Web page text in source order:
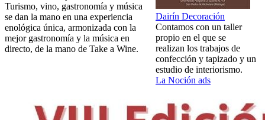
Dairín Decoración
Contamos con un taller
propio en el que se
realizan los trabajos de
confección y tapizado y un
estudio de interiorismo.
La Noción ads
Turismo, vino, gastronomía y música
se dan la mano en una experiencia
enológica única, armonizada con la
mejor gastronomía y la música en
directo, de la mano de Take a Wine.